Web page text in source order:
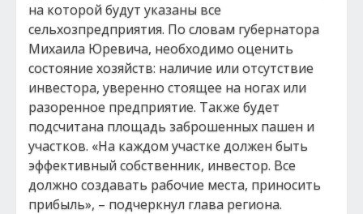
на которой будут указаны все
сельхозпредприятия. По словам губернатора
Михаила Юревича, необходимо оценить
состояние хозяйств: наличие или отсутствие
инвестора, уверенно стоящее на ногах или
разоренное предприятие. Также будет
подсчитана площадь заброшенных пашен и
участков. «На каждом участке должен быть
эффективный собственник, инвестор. Все
должно создавать рабочие места, приносить
прибыль», – подчеркнул глава региона.